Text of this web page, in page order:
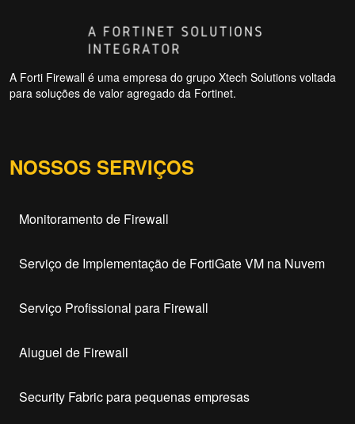
A Forti Firewall é uma empresa do grupo Xtech Solutions voltada
para soluções de valor agregado da Fortinet.
NOSSOS SERVIÇOS
Monitoramento de Firewall
Serviço de Implementação de FortiGate VM na Nuvem
Serviço Profissional para Firewall
Aluguel de Firewall
Security Fabric para pequenas empresas